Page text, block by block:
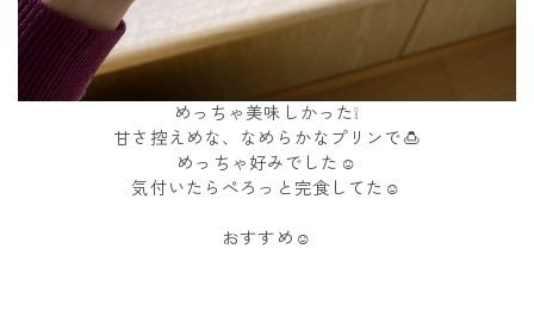
めっちゃ美味しかった❕
甘さ控えめな、なめらかなプリンで🍮
めっちゃ好みでした☺️
気付いたらぺろっと完食してた☺️
おすすめ☺️